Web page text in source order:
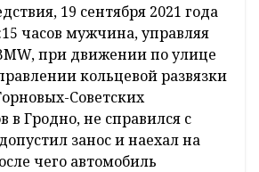
19 сентября 2021 года
часов мужчина, управляя
при движении по улице
кольцевой развязки
Советских
в Гродно, не справился с
занос и наехал на
чего автомобиль